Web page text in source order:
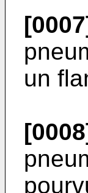
un